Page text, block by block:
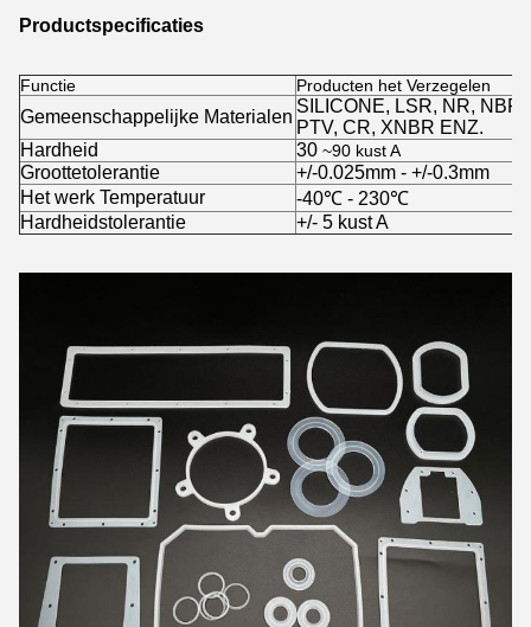
Productspecificaties
Functie Producten het Verzegelen
Gemeenschappelijke Materialen
SILICONE, LSR, NR,
PTV, CR, XNBR ENZ.
Hardheid
30 ~90 kust A
Groottetolerantie
+/-0.025mm - +/-0.3mm
Het werk Temperatuur
-40℃ - 230℃
Hardheidstolerantie
+/- 5 kust A